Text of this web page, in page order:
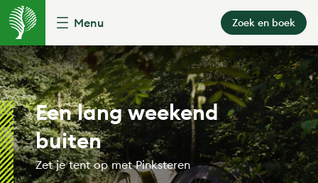
Menu Zoek en boek
Een lang weekend
buiten
Zet je tent op met Pinksteren